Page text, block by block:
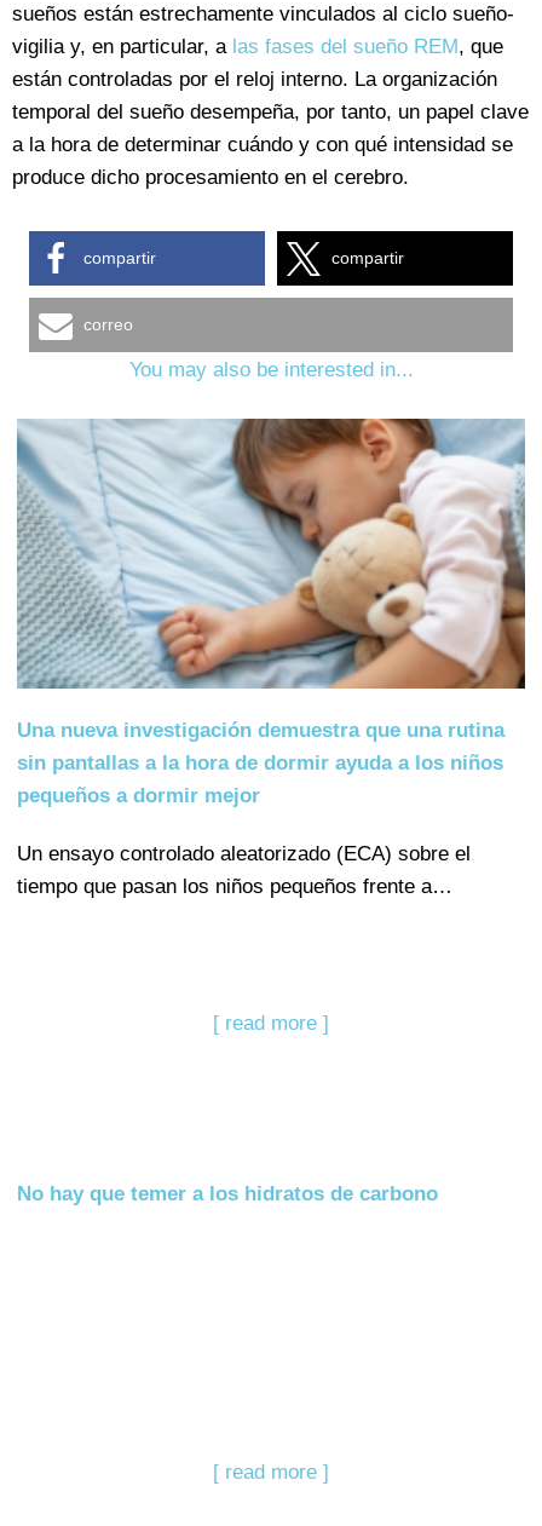
sueños están estrechamente vinculados al ciclo sueño-
vigilia y, en particular, a las fases del sueño REM, que
están controladas por el reloj interno. La organización
temporal del sueño desempeña, por tanto, un papel clave
a la hora de determinar cuándo y con qué intensidad se
produce dicho procesamiento en el cerebro.
compartir compartir
correo
You may also be interested in...
Una nueva investigación demuestra que una rutina
sin pantallas a la hora de dormir ayuda a los niños
pequeños a dormir mejor
Un ensayo controlado aleatorizado (ECA) sobre el
tiempo que pasan los niños pequeños frente a…
[ read more ]
No hay que temer a los hidratos de carbono
[ read more ]